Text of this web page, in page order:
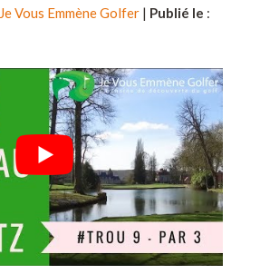
Je Vous Emmène Golfer | Publié le :